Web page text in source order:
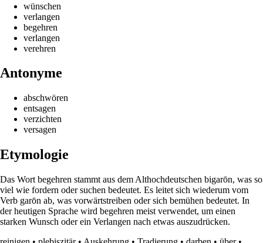
wünschen
verlangen
begehren
verlangen
verehren
Antonyme
abschwören
entsagen
verzichten
versagen
Etymologie
Das Wort begehren stammt aus dem Althochdeutschen bigarōn, was so
viel wie fordern oder suchen bedeutet. Es leitet sich wiederum vom
Verb garōn ab, was vorwärtstreiben oder sich bemühen bedeutet. In
der heutigen Sprache wird begehren meist verwendet, um einen
starken Wunsch oder ein Verlangen nach etwas auszudrücken.